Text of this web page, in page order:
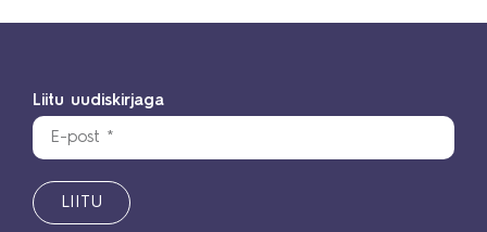
Liitu uudiskirjaga
LIITU